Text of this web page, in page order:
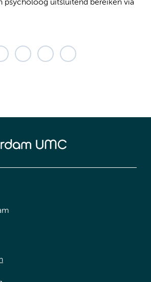
psycholoog uitsluitend bereiken via